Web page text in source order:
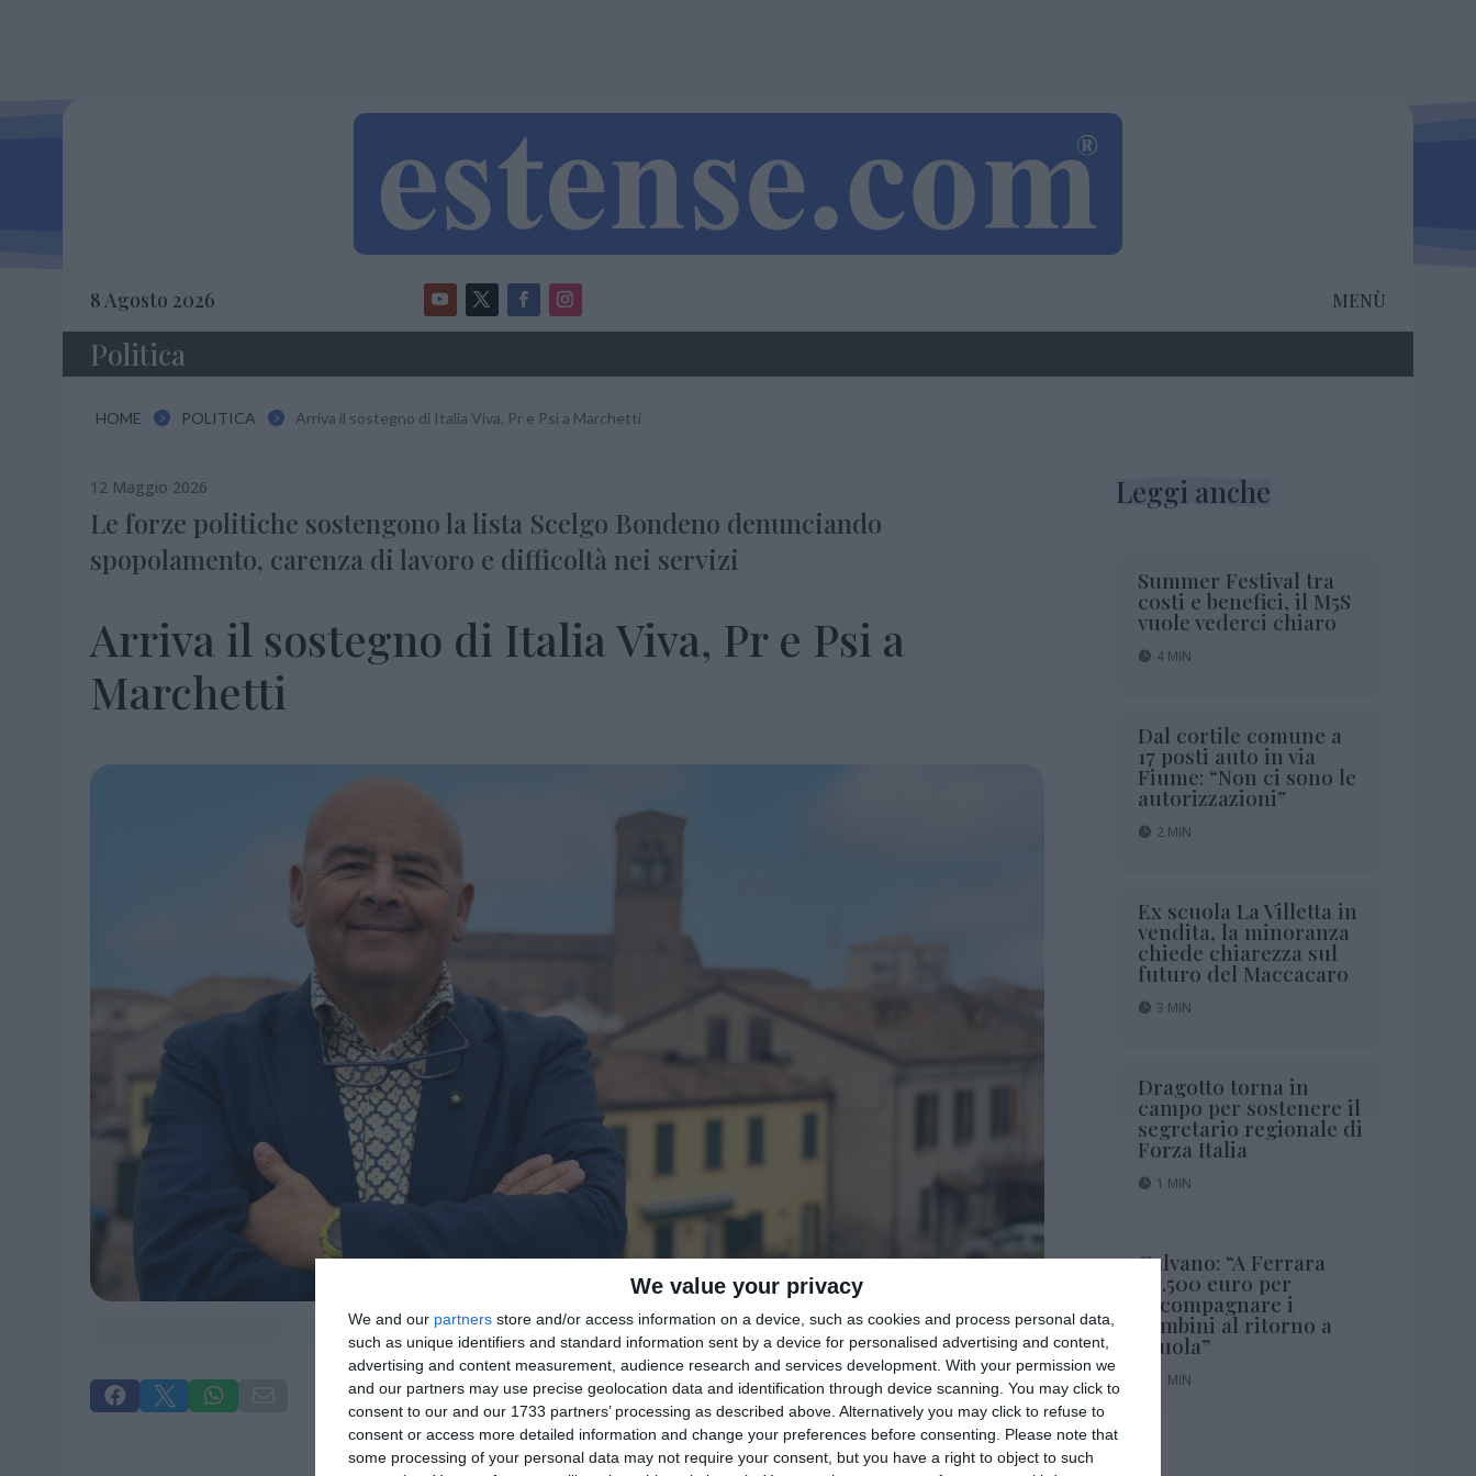
We value your privacy
We and our partners store and/or access information on a device, such as cookies and process personal data,
such as unique identifiers and standard information sent by a device for personalised advertising and content,
advertising and content measurement, audience research and services development. With your permission we
and our partners may use precise geolocation data and identification through device scanning. You may click to
consent to our and our 1733 partners’ processing as described above. Alternatively you may click to refuse to
consent or access more detailed information and change your preferences before consenting.
Please note that
some processing of your personal data may not require your consent, but you have a right to object to such
8 Agosto 2026 MENÙ
Politica
HOME  POLITICA  Arriva il sostegno di Italia Viva, Pr e Psi a Marchetti
12 Maggio 2026
Le forze politiche sostengono la lista Scelgo Bondeno denunciando
spopolamento, carenza di lavoro e difficoltà nei servizi
Arriva il sostegno di Italia Viva, Pr e Psi a
Marchetti
diRedazione| 2 MIN
  
Leggi anche
Summer Festival tra
costi e benefici, il M5S
vuole vederci chiaro
4 MIN
Dal cortile comune a
17 posti auto in via
Fiume: “Non ci sono le
autorizzazioni”
2 MIN
Ex scuola La Villetta in
vendita, la minoranza
chiede chiarezza sul
futuro del Maccacaro
3 MIN
Dragotto torna in
campo per sostenere il
segretario regionale di
Forza Italia
1 MIN
Calvano: “A Ferrara
80.500 euro per
accompagnare i
bambini al ritorno a
scuola”
1 MIN